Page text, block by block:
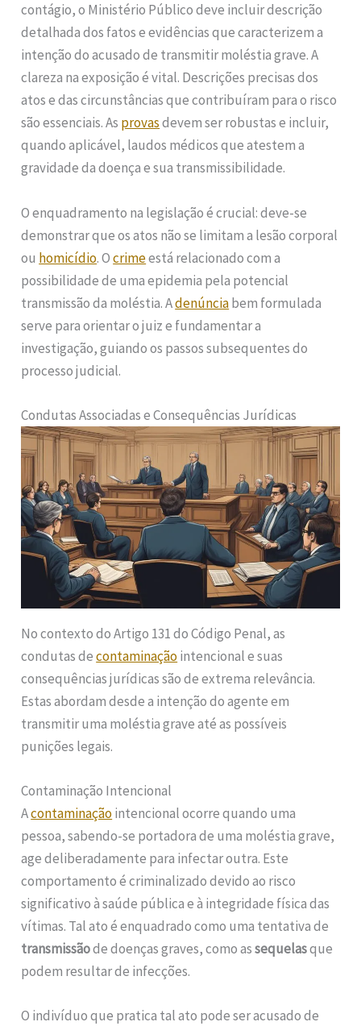
contágio, o Ministério Público deve incluir descrição
detalhada dos fatos e evidências que caracterizem a
intenção do acusado de transmitir moléstia grave. A
clareza na exposição é vital. Descrições precisas dos
atos e das circunstâncias que contribuíram para o risco
são essenciais. As provasdevem ser robustas e incluir,
quando aplicável, laudos médicos que atestem a
gravidade da doença e sua transmissibilidade.
O enquadramento na legislação é crucial: deve-se
demonstrar que os atos não se limitam a lesão corporal
ou homicídio. Ocrimeestá relacionado com a
possibilidade de uma epidemia pela potencial
transmissão da moléstia. Adenúnciabem formulada
serve para orientar o juiz e fundamentar a
investigação, guiando os passos subsequentes do
processo judicial.
Condutas Associadas e Consequências Jurídicas
No contexto do Artigo 131 do Código Penal, as
condutas decontaminaçãointencional e suas
consequências jurídicas são de extrema relevância.
Estas abordam desde a intenção do agente em
transmitir uma moléstia grave até as possíveis
punições legais.
Contaminação Intencional
Acontaminaçãointencional ocorre quando uma
pessoa, sabendo-se portadora de uma moléstia grave,
age deliberadamente para infectar outra. Este
comportamento é criminalizado devido ao risco
significativo à saúde pública e à integridade física das
vítimas. Tal ato é enquadrado como uma tentativa de
transmissãode doenças graves, como assequelasque
podem resultar de infecções.
O indivíduo que pratica tal ato pode ser acusado de